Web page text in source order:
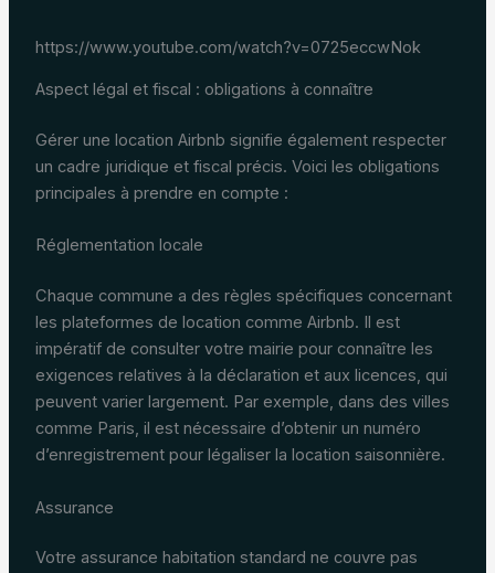
https://www.youtube.com/watch?v=0725eccwNok
Aspect légal et fiscal : obligations à connaître
Gérer une location Airbnb signifie également respecter
un cadre juridique et fiscal précis. Voici les obligations
principales à prendre en compte :
Réglementation locale
Chaque commune a des règles spécifiques concernant
les plateformes de location comme Airbnb. Il est
impératif de consulter votre mairie pour connaître les
exigences relatives à la déclaration et aux licences, qui
peuvent varier largement. Par exemple, dans des villes
comme Paris, il est nécessaire d’obtenir un numéro
d’enregistrement pour légaliser la location saisonnière.
Assurance
Votre assurance habitation standard ne couvre pas